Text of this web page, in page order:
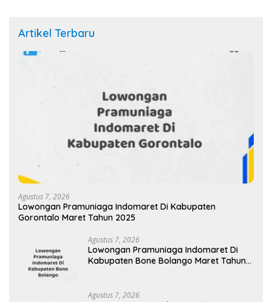
Artikel Terbaru
Agustus 7, 2026
Lowongan Pramuniaga Indomaret Di Kabupaten
Gorontalo Maret Tahun 2025
Agustus 7, 2026
Lowongan Pramuniaga Indomaret Di
Kabupaten Bone Bolango Maret Tahun
Agustus 7, 2026